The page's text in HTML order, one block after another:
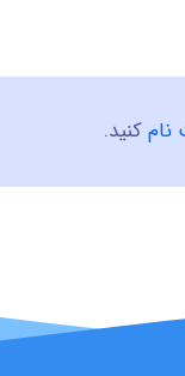
نامکنید.